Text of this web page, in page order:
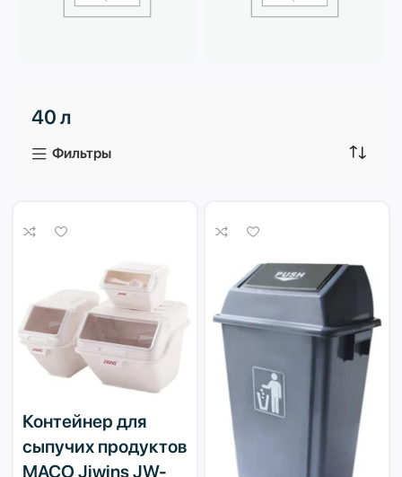
3 продукта
40 л
Фильтры
Контейнер для
сыпучих продуктов
MACO Jiwins JW-